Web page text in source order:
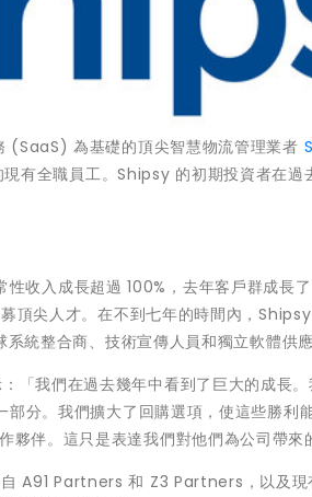
為基礎的頂尖智慧物流管理業者
有全職員工。Shipsy 的初期投資者在過
收入成長超過 100%，去年客戶群成長
頂尖人才。在不到七年的時間內，
統整合商、技術宣傳人員和獨立軟體供應
「我們在過去幾年中看到了巨大的成長
分。我們擴大了回購選項，使這些勝利
伴。這只是表達我們對他們為公司帶來
自 A91 Partners 和 Z3 Partners，以及